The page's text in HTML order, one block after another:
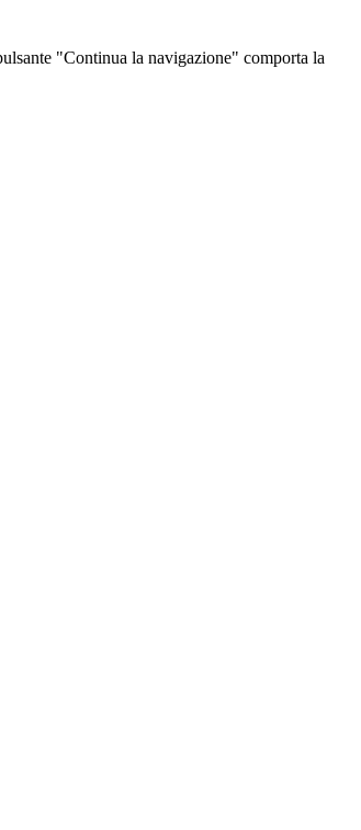
"Continua la navigazione" comporta la